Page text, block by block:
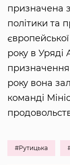
призначена
політики та
року в Уряді
призначення
року вона
команді
#Рутицька